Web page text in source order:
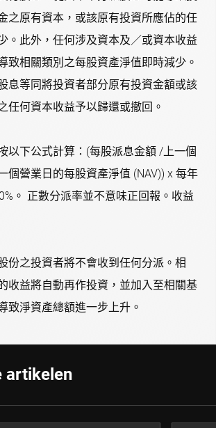
之原有資本，或該原有投資所應佔的任
。此外，任何涉及資本及／或資本收益
致相關類別之每股資產淨值即時減少。
息等同將投資者部分原有投資金額或該
任何資本收益予以歸還或撤回。
以下公式計算：(每股派息金額 /上一個
個營業日的每股資產淨值 (NAV)) x 每年
。 正數分派率並不意味正回報。收益
份之投資者將不會收到任何分派。相
收益將自動再作投資，並加入至相關基
致淨資產總額進一步上升。
artikelen